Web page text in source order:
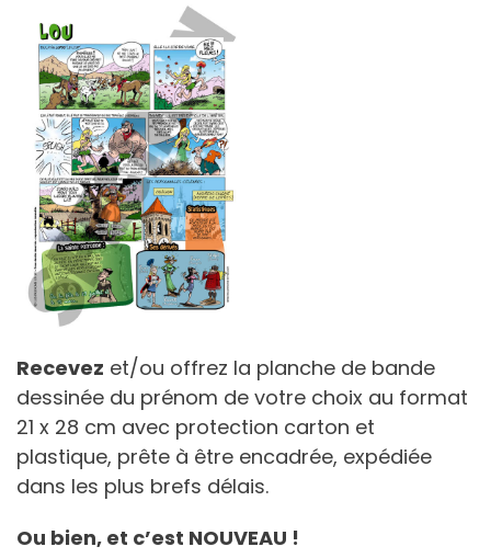
Recevez et/ou offrez la planche de bande
dessinée du prénom de votre choix au format
21 x 28 cm avec protection carton et
plastique, prête à être encadrée, expédiée
dans les plus brefs délais.
Ou bien, et c’est NOUVEAU !